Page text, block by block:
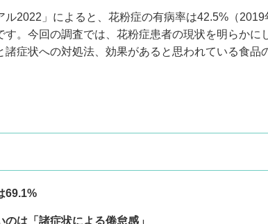
2022」によると、花粉症の有病率は42.5%（
す。今回の調査では、花粉症患者の現状を明らかに
諸症状への対処法、効果があると思われている食品
69.1%
は「諸症状による倦怠感」